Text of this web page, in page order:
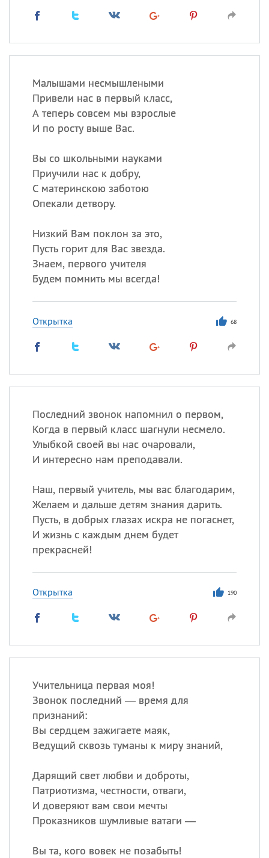
Малышами несмышлеными
Привели нас в первый класс,
А теперь совсем мы взрослые
И по росту выше Вас.
Вы со школьными науками
Приучили нас к добру,
С материнскою заботою
Опекали детвору.
Низкий Вам поклон за это,
Пусть горит для Вас звезда.
Знаем, первого учителя
Будем помнить мы всегда!
Открытка 68
Последний звонок напомнил о первом,
Когда в первый класс шагнули несмело.
Улыбкой своей вы нас очаровали,
И интересно нам преподавали.
Наш, первый учитель, мы вас благодарим,
Желаем и дальше детям знания дарить.
Пусть, в добрых глазах искра не погаснет,
И жизнь с каждым днем будет
прекрасней!
Открытка 190
Учительница первая моя!
Звонок последний — время для
признаний:
Вы сердцем зажигаете маяк,
Ведущий сквозь туманы к миру знаний,
Дарящий свет любви и доброты,
Патриотизма, честности, отваги,
И доверяют вам свои мечты
Проказников шумливые ватаги —
Вы та, кого вовек не позабыть!